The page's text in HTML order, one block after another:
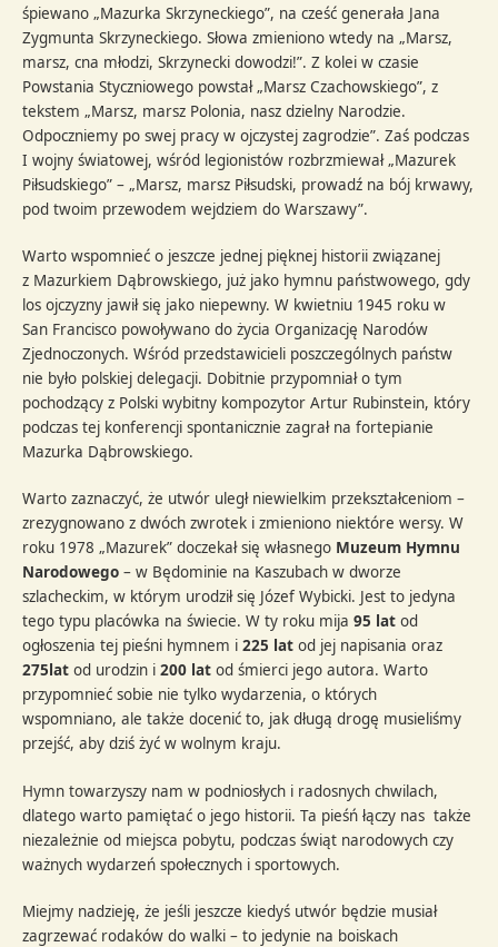
śpiewano „Mazurka Skrzyneckiego”, na cześć generała Jana
Zygmunta Skrzyneckiego. Słowa zmieniono wtedy na „Marsz,
marsz, cna młodzi, Skrzynecki dowodzi!”. Z kolei w czasie
Powstania Styczniowego powstał „Marsz Czachowskiego”, z
tekstem „Marsz, marsz Polonia, nasz dzielny Narodzie.
Odpoczniemy po swej pracy w ojczystej zagrodzie”. Zaś podczas
I wojny światowej, wśród legionistów rozbrzmiewał „Mazurek
Piłsudskiego” – „Marsz, marsz Piłsudski, prowadź na bój krwawy,
pod twoim przewodem wejdziem do Warszawy”.
Warto wspomnieć o jeszcze jednej pięknej historii związanej
z Mazurkiem Dąbrowskiego, już jako hymnu państwowego, gdy
los ojczyzny jawił się jako niepewny. W kwietniu 1945 roku w
San Francisco powoływano do życia Organizację Narodów
Zjednoczonych. Wśród przedstawicieli poszczególnych państw
nie było polskiej delegacji. Dobitnie przypomniał o tym
pochodzący z Polski wybitny kompozytor Artur Rubinstein, który
podczas tej konferencji spontanicznie zagrał na fortepianie
Mazurka Dąbrowskiego.
Warto zaznaczyć, że utwór uległ niewielkim przekształceniom –
zrezygnowano z dwóch zwrotek i zmieniono niektóre wersy. W
roku 1978 „Mazurek” doczekał się własnego Muzeum Hymnu
Narodowego – w Będominie na Kaszubach w dworze
szlacheckim, w którym urodził się Józef Wybicki. Jest to jedyna
tego typu placówka na świecie. W ty roku mija95 lat od
ogłoszenia tej pieśni hymnem i225 lat od jej napisania oraz
275lat od urodzin i200 lat od śmierci jego autora. Warto
przypomnieć sobie nie tylko wydarzenia, o których
wspomniano, ale także docenić to, jak długą drogę musieliśmy
przejść, aby dziś żyć w wolnym kraju.
Hymn towarzyszy nam w podniosłych i radosnych chwilach,
dlatego warto pamiętać o jego historii. Ta pieśń łączy nas także
niezależnie od miejsca pobytu, podczas świąt narodowych czy
ważnych wydarzeń społecznych i sportowych.
Miejmy nadzieję, że jeśli jeszcze kiedyś utwór będzie musiał
zagrzewać rodaków do walki – to jedynie na boiskach